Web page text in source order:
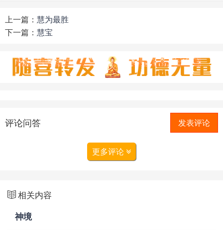
上一篇： 慧为最胜
下一篇： 慧宝
评论问答 发表评论
更多评论
相关内容
神境